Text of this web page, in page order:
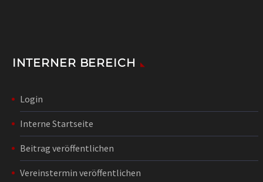
INTERNER BEREICH
Login
Interne Startseite
Beitrag veröffentlichen
Vereinstermin veröffentlichen